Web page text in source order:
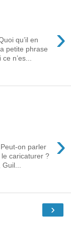
›
qu’il en
petite phrase
n’es...
›
on parler
le caricaturer ?
›